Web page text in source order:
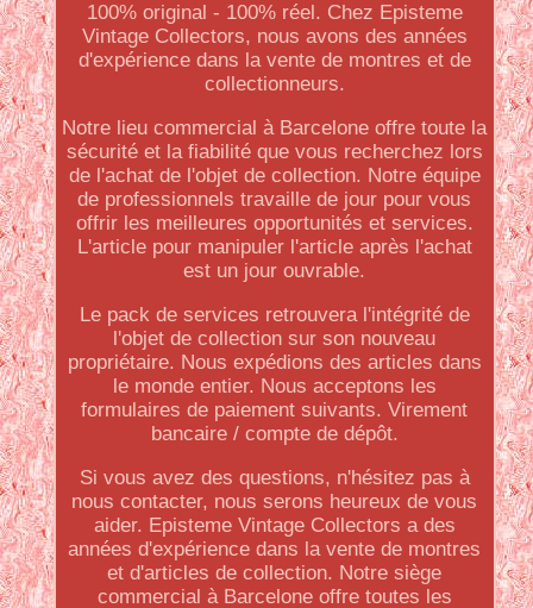
100% original - 100% réel. Chez Episteme
Vintage Collectors, nous avons des années
d'expérience dans la vente de montres et de
collectionneurs.
Notre lieu commercial à Barcelone offre toute la
sécurité et la fiabilité que vous recherchez lors
de l'achat de l'objet de collection. Notre équipe
de professionnels travaille de jour pour vous
offrir les meilleures opportunités et services.
L'article pour manipuler l'article après l'achat
est un jour ouvrable.
Le pack de services retrouvera l'intégrité de
l'objet de collection sur son nouveau
propriétaire. Nous expédions des articles dans
le monde entier. Nous acceptons les
formulaires de paiement suivants. Virement
bancaire / compte de dépôt.
Si vous avez des questions, n'hésitez pas à
nous contacter, nous serons heureux de vous
aider. Episteme Vintage Collectors a des
années d'expérience dans la vente de montres
et d'articles de collection. Notre siège
commercial à Barcelone offre toutes les